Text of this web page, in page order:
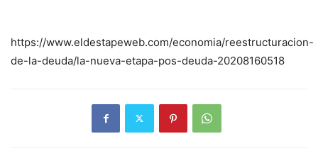
https://www.eldestapeweb.com/economia/reestructuracion-
de-la-deuda/la-nueva-etapa-pos-deuda-20208160518